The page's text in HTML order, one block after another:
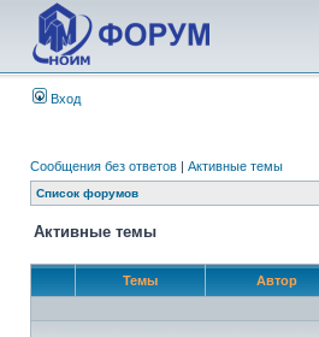
Вход
Сообщения без ответов | Активные темы
Список форумов
Активные темы
Темы Автор